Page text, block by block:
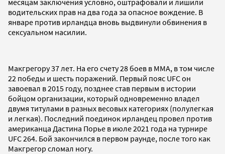
водительских прав на два года за опасное вождение. В
январе против ирландца вновь выдвинули обвинения в
сексуальном насилии.
Макгрегору 37 лет. На его счету 28 боев в ММА, в том числе
22 победы и шесть поражений. Первый пояс UFC он
завоевал в 2015 году, позднее став первым в истории
бойцом организации, который одновременно владел
двумя титулами в разных весовых категориях (полулегкая
и легкая). Последний поединок ирландец провел против
американца Дастина Порье в июле 2021 года на турнире
UFC 264. Бой закончился в первом раунде, после того как
Макгрегор сломал ногу.